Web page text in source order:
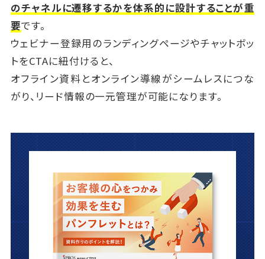
のチャネルに遷移するかを体系的に設計することが重
要です。
ウェビナー登録用のランディングページやチャットボッ
トをCTAに紐付けると、
オフライン資料とオンライン導線がシームレスにつな
がり、リード情報の一元管理が可能になります。